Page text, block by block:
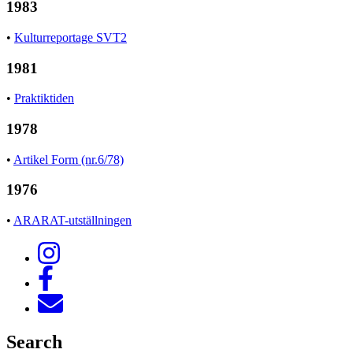
1983
• Kulturreportage SVT2
1981
• Praktiktiden
1978
• Artikel Form (nr.6/78)
1976
• ARARAT-utställningen
Search